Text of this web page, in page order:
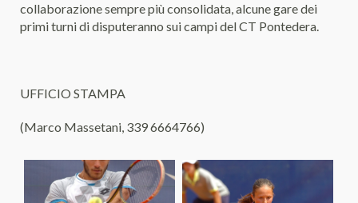
collaborazione sempre più consolidata, alcune gare dei
primi turni di disputeranno sui campi del CT Pontedera.
UFFICIO STAMPA
(Marco Massetani, 339 6664766)